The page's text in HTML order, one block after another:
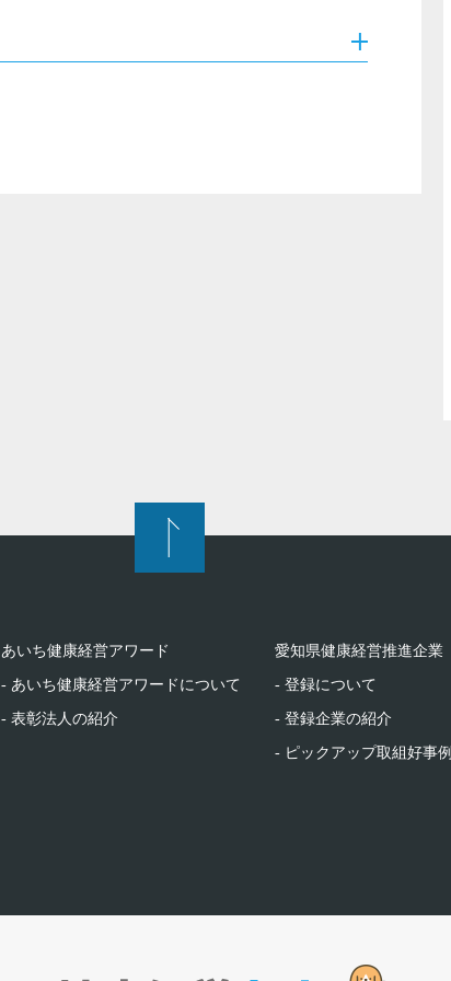
あいち健康経営アワード
- あいち健康経営アワードについて
- 表彰法人の紹介
愛知県健康経営推進企業
- 登録について
- 登録企業の紹介
- ピックアップ取組好事例